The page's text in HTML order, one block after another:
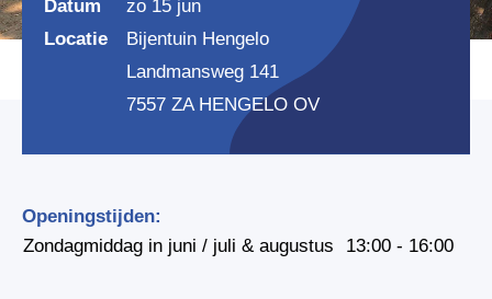
Datum
zo 15 jun
Locatie
Bijentuin Hengelo
Landmansweg 141
7557 ZA HENGELO OV
Openingstijden:
Zondagmiddag in juni / juli & augustus
13:00 - 16:00